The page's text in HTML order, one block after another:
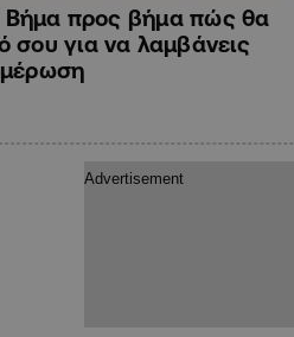
Βήμα προς βήμα πώς θα
σου για να λαμβάνεις